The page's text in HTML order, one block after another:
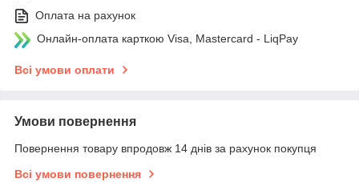
Оплата на рахунок
Онлайн-оплата карткою Visa, Mastercard - LiqPay
Всі умови оплати
Умови повернення
Повернення товару впродовж 14 днів за рахунок покупця
Всі умови повернення